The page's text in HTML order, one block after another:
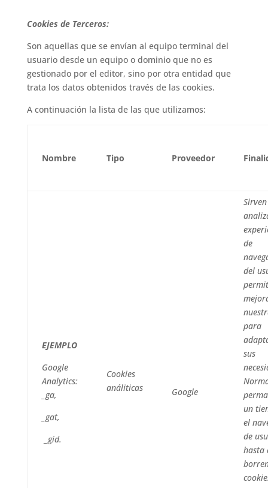
Cookies de Terceros:
Son aquellas que se envían al equipo terminal del
usuario desde un equipo o dominio que no es
gestionado por el editor, sino por otra entidad que
trata los datos obtenidos través de las cookies.
A continuación la lista de las que utilizamos:
Nombre Tipo Proveedor
EJEMPLO
Google
Analytics:
_ga,
_gat,
_gid.
Cookies
análiticas
Google
de
del
para
sus
un
el
de
hasta